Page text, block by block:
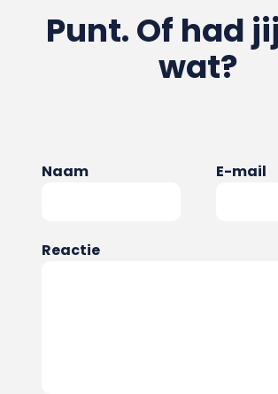
Punt. Of had
wat?
Naam E-mail
Reactie